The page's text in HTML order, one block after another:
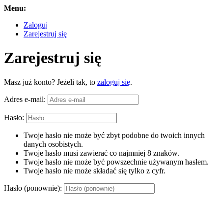
Menu:
Zaloguj
Zarejestruj się
Zarejestruj się
Masz już konto? Jeżeli tak, to zaloguj się.
Adres e-mail:
Hasło:
Twoje hasło nie może być zbyt podobne do twoich innych
danych osobistych.
Twoje hasło musi zawierać co najmniej 8 znaków.
Twoje hasło nie może być powszechnie używanym hasłem.
Twoje hasło nie może składać się tylko z cyfr.
Hasło (ponownie):